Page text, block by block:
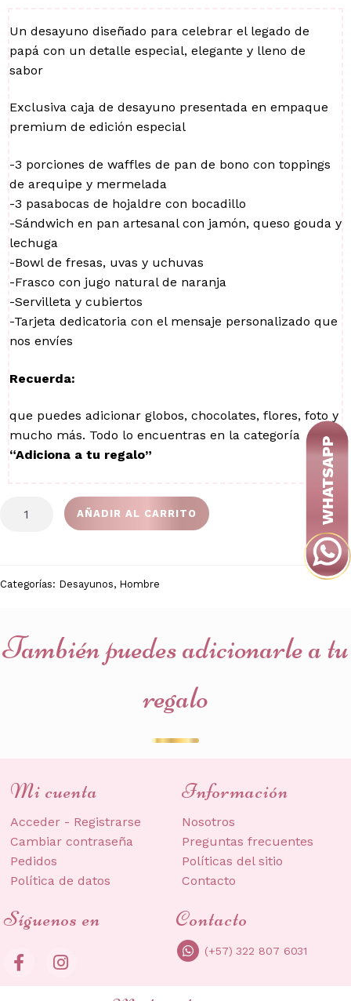
Un desayuno diseñado para celebrar el legado de
papá con un detalle especial, elegante y lleno de
sabor
Exclusiva caja de desayuno presentada en empaque
premium de edición especial
-3 porciones de waffles de pan de bono con toppings
de arequipe y mermelada
-3 pasabocas de hojaldre con bocadillo
-Sándwich en pan artesanal con jamón, queso gouda y
lechuga
-Bowl de fresas, uvas y uchuvas
-Frasco con jugo natural de naranja
-Servilleta y cubiertos
-Tarjeta dedicatoria con el mensaje personalizado que
nos envíes
Recuerda:
que puedes adicionar globos, chocolates, flores, foto y
mucho más. Todo lo encuentras en la categoría
“Adiciona a tu regalo”
AÑADIR AL CARRITO
Categorías: Desayunos, Hombre
También puedes adicionarle a tu
regalo
Contacto
(+57) 322 807 6031
Síguenos en
Información
Nosotros
Preguntas frecuentes
Políticas del sitio
Contacto
Mi cuenta
Acceder - Registrarse
Cambiar contraseña
Pedidos
Política de datos